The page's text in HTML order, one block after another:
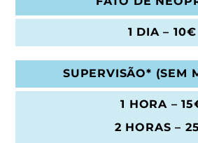
1 DIA – 10€
SUPERVISÃO* (SEM
1 HORA –
2 HORAS –